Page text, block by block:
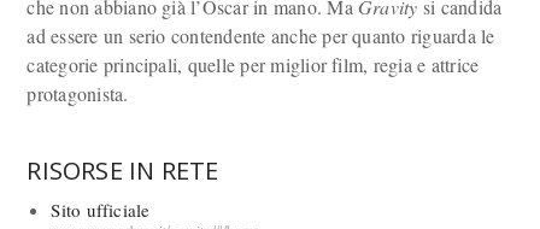
che non abbiano già l’Oscar in mano. Ma Gravity si candida
ad essere un serio contendente anche per quanto riguarda le
categorie principali, quelle per miglior film, regia e attrice
protagonista.
RISORSE IN RETE
Sito ufficiale